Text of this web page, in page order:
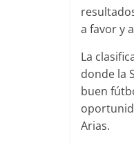
a favor y
La
donde la
buen
Arias.